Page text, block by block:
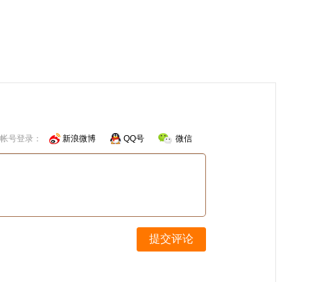
号登录： 新浪微博 QQ号 微信
提交评论